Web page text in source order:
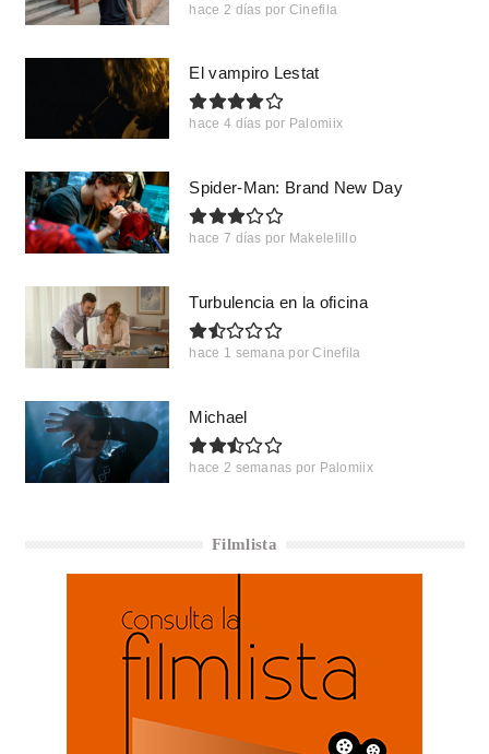
hace 2 días por Cinefila
El vampiro Lestat
hace 4 días por Palomiix
Spider-Man: Brand New Day
hace 7 días por Makelelillo
Turbulencia en la oficina
hace 1 semana por Cinefila
Michael
hace 2 semanas por Palomiix
Filmlista